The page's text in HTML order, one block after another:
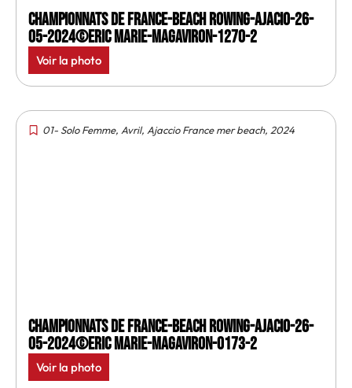
Championnats de France-Beach rowing-Ajacio-26-
05-2024©Eric Marie-MagAviron-1270-2
Voir la photo
01- Solo Femme, Avril, Ajaccio France mer beach, 2024
Championnats de France-Beach rowing-Ajacio-26-
05-2024©Eric Marie-MagAviron-0173-2
Voir la photo